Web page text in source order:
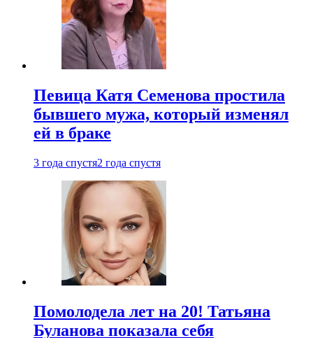
Певица Катя Семенова простила
бывшего мужа, который изменял
ей в браке
3 года спустя2 года спустя
Помолодела лет на 20! Татьяна
Буланова показала себя